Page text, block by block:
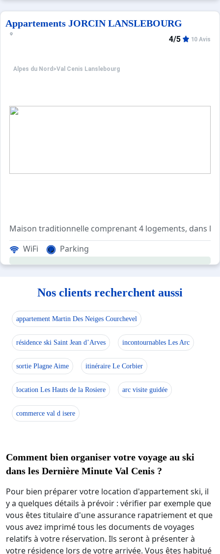
Appartements JORCIN LANSLEBOURG
Alpes du Nord >Val Cenis Lanslebourg
4/5 10 Avis
Maison traditionnelle comprenant 4 logements, dans la
A 200 mètres : télésiège de la Ramasse, rassemblement
WiFi Parking
Nos clients recherchent aussi
appartement Martin Des Neiges Courchevel
résidence ski Saint Jean d’Arves incontournables Les Arc
sortie Plagne Aime itinéraire Le Corbier
location Les Hauts de la Rosiere arc visite guidée
commerce val d isere
Comment bien organiser votre voyage au ski
dans les Dernière Minute Val Cenis ?
Pour bien préparer votre location d'appartement ski, il
y a quelques détails à prévoir : vérifier par exemple que
vous êtes titulaire d'une assurance rapatriement et que
vous avez imprimé tous les documents de voyages
relatifs à votre réservation. Ils seront à présenter à
votre résidence lors de votre arrivée. Vous êtes habitué